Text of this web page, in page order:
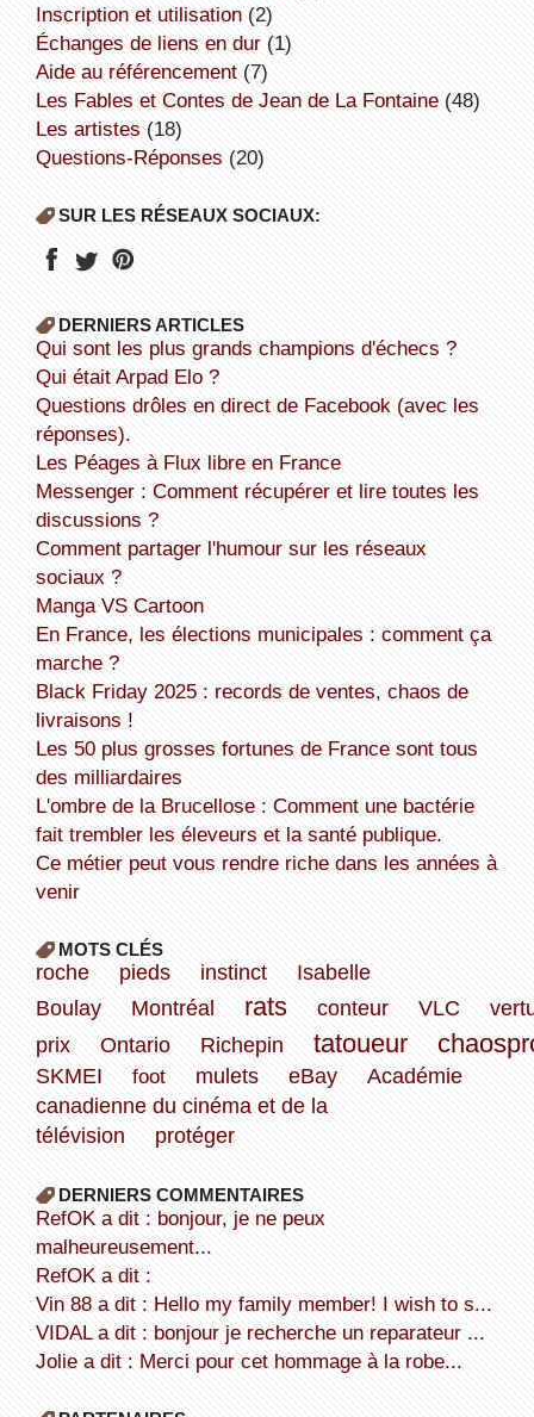
inscription et utilisation(2)
échanges de liens en dur(1)
aide au référencement(7)
Les Fables et Contes de Jean de La Fontaine(48)
Les artistes (18)
Questions-Réponses (20)
SUR LES RÉSEAUX SOCIAUX:
DERNIERS ARTICLES
Qui sont les plus grands champions d'échecs ?
Qui était Arpad Elo ?
Questions drôles en direct de Facebook (avec les
réponses).
Les Péages à Flux libre en France
Messenger : Comment récupérer et lire toutes les
discussions ?
Comment partager l'humour sur les réseaux
sociaux ?
Manga VS Cartoon
En France, les élections municipales : comment ça
marche ?
Black Friday 2025 : records de ventes, chaos de
livraisons !
Les 50 plus grosses fortunes de France sont tous
des milliardaires
L'ombre de la Brucellose : Comment une bactérie
fait trembler les éleveurs et la santé publique.
Ce métier peut vous rendre riche dans les années à
venir
MOTS CLÉS
roche pieds instinct
Isabelle
Boulay
Montréal rats conteur VLC
prix
Ontario Richepin tatoueur
SKMEI foot mulets eBay
Académie
canadienne du cinéma et de la
télévision
protéger
DERNIERS COMMENTAIRES
refOK a dit : bonjour, je ne peux
malheureusement...
refOK a dit :
Vin 88 a dit : Hello my family member! I wish to s...
VIDAL a dit : bonjour je recherche un reparateur ...
Jolie a dit : Merci pour cet hommage à la robe...